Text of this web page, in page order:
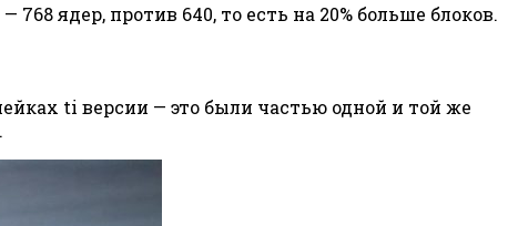
ядер, против 640, то есть на 20% больше блоков.
ti версии — это были частью одной и той же